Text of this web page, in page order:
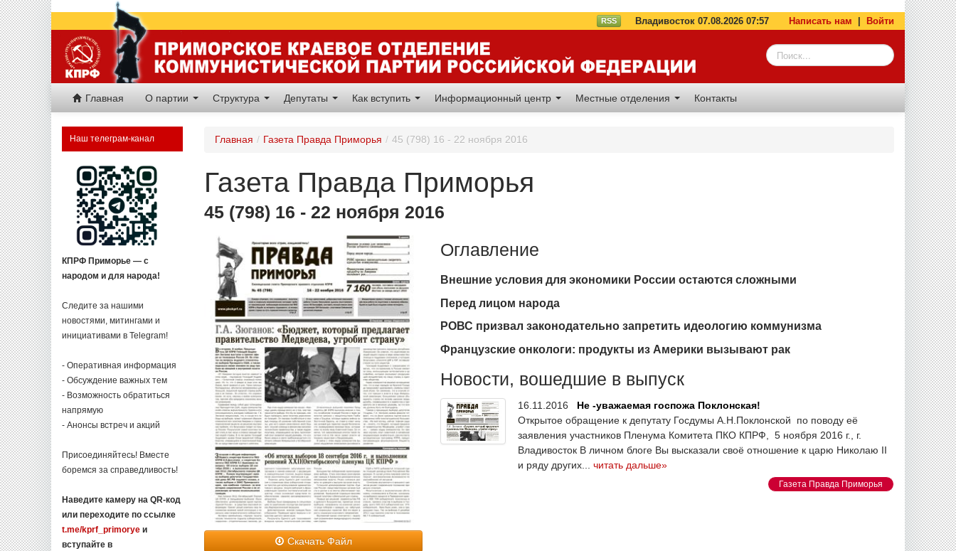
RSS Владивосток 07.08.2026 07:57 Написать нам Войти
Главная О партии Структура Депутаты Как вступить Информационный центр Местные отделения Контакты
Наш телеграм-канал
КПРФ Приморье — с
народом и для народа!
Следите за нашими
новостями, митингами и
инициативами в Telegram!
- Оперативная информация
- Обсуждение важных тем
- Возможность обратиться
напрямую
- Анонсы встреч и акций
Присоединяйтесь! Вместе
боремся за справедливость!
Наведите камеру на QR-код
или переходите по ссылке
t.me/kprf_primorye и
вступайте в
Главная / Газета Правда Приморья / 45 (798) 16 - 22 ноября 2016
Газета Правда Приморья
45 (798) 16 - 22 ноября 2016
Скачать Файл
Оглавление
Внешние условия для экономики России остаются сложными
Перед лицом народа
РОВС призвал законодательно запретить идеологию коммунизма
Французские онкологи: продукты из Америки вызывают рак
Новости, вошедшие в выпуск
16.11.2016 Не -уважаемая госпожа Поклонская!
Открытое обращение к депутату Госдумы А.Н.Поклонской по поводу её
заявления участников Пленума Комитета ПКО КПРФ, 5 ноября 2016 г., г.
Владивосток В личном блоге Вы высказали своё отношение к царю Николаю II
и ряду других... читать дальше»
Газета Правда Приморья